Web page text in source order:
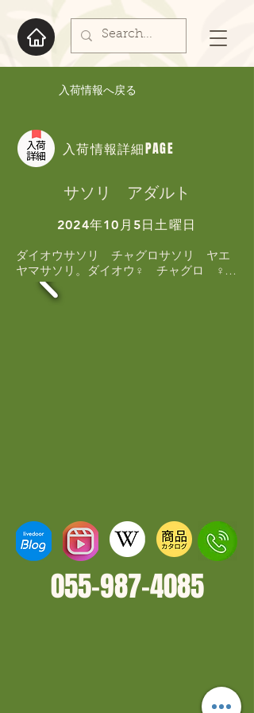
入荷情報へ戻る
入荷情報詳細PAGE
サソリ アダルト
2024年10月5日土曜日
ダイオウサソリ　チャグロサソリ　ヤエ
ヤマサソリ。ダイオウ♀    チャグロ　♀。
ヤエヤマサソリ　種親の入荷です。繁殖
にチャレンジしてみて下さい！！
055-987-4085